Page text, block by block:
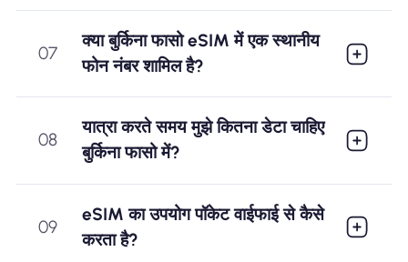
07
क्या बुर्किना फासो eSIM में एक स्थानीय
फोन नंबर शामिल है?
08
यात्रा करते समय मुझे कितना डेटा चाहिए
बुर्किना फासो में?
09
eSIM का उपयोग पॉकेट वाईफाई से कैसे
करता है?